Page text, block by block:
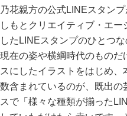
花親方の公式LINEスタン
もとクリエイティブ・エ
たLINEスタンプのひとつ
在の姿や横綱時代のもの
にしたイラストをはじめ
含まれているのが、既出
で「様々な種類が揃った